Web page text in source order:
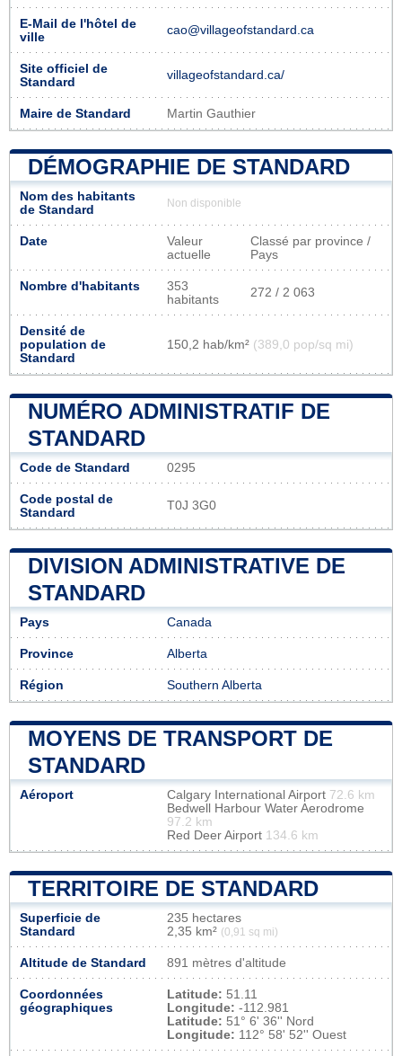
E-Mail de l'hôtel de
ville
cao@villageofstandard.ca
Site officiel de
Standard
villageofstandard.ca/
Maire de Standard Martin Gauthier
DÉMOGRAPHIE DE STANDARD
Nom des habitants
de Standard
Non disponible
Date
Valeur
actuelle
Classé par province /
Pays
Nombre d'habitants
353
habitants
272 / 2 063
Densité de
population de
Standard
150,2 hab/km² (389,0 pop/sq mi)
NUMÉRO ADMINISTRATIF DE
STANDARD
Code de Standard 0295
Code postal de
Standard
T0J 3G0
DIVISION ADMINISTRATIVE DE
STANDARD
Pays Canada
Province Alberta
Région Southern Alberta
MOYENS DE TRANSPORT DE
STANDARD
Aéroport Calgary International Airport 72.6 km
Bedwell Harbour Water Aerodrome
97.2 km
Red Deer Airport 134.6 km
TERRITOIRE DE STANDARD
Superficie de
Standard
235 hectares
2,35 km² (0,91 sq mi)
Altitude de Standard 891 mètres d'altitude
Coordonnées
géographiques
Latitude: 51.11
Longitude: -112.981
Latitude: 51° 6' 36'' Nord
Longitude: 112° 58' 52'' Ouest